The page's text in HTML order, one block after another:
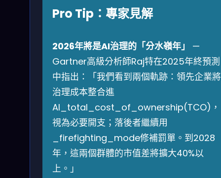
Pro Tip：專家見解
2026年將是AI治理的「分水嶺年」
—
Gartner高級分析師Raj特在2025年終預測
中指出：「我們看到兩個軌跡：領先企業將
治理成本整合進
AI_total_cost_of_ownership(TCO)，
視為必要開支；落後者繼續用
_firefighting_mode修補罰單。到2028
年，這兩個群體的市值差將擴大40%以
上。」